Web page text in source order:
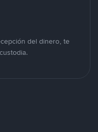
del dinero, te